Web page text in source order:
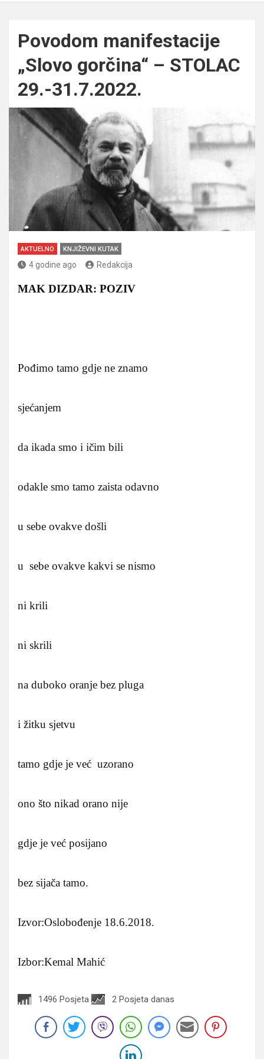
Povodom manifestacije
„Slovo gorčina“ – STOLAC
29.-31.7.2022.
AKTUELNO KNJIŽEVNI KUTAK
4 godine ago Redakcija
MAK DIZDAR: POZIV
Pođimo tamo gdje ne znamo
sjećanjem
da ikada smo i ičim bili
odakle smo tamo zaista odavno
u sebe ovakve došli
u sebe ovakve kakvi se nismo
ni krili
ni skrili
na duboko oranje bez pluga
i žitku sjetvu
tamo gdje je već uzorano
ono što nikad orano nije
gdje je već posijano
bez sijača tamo.
Izvor:Oslobođenje 18.6.2018.
Izbor:Kemal Mahić
1496 Posjeta 2 Posjeta danas